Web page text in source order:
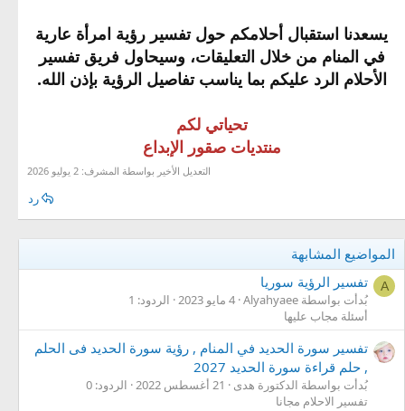
يسعدنا استقبال أحلامكم حول تفسير رؤية امرأة عارية
في المنام من خلال التعليقات، وسيحاول فريق تفسير
الأحلام الرد عليكم بما يناسب تفاصيل الرؤية بإذن الله.
تحياتي لكم
منتديات صقور الإبداع
التعديل الأخير بواسطة المشرف: 2 يوليو 2026
رد
المواضيع المشابهة
A تفسير الرؤية سوريا
بُدأت بواسطة Alyahyaee 4 مايو 2023
الردود: 1
أسئلة مجاب عليها
تفسير سورة الحديد في المنام , رؤية سورة الحديد فى الحلم
, حلم قراءة سورة الحديد 2027
بُدأت بواسطة الدكتورة هدى 21 أغسطس 2022
الردود: 0
تفسير الاحلام مجانا